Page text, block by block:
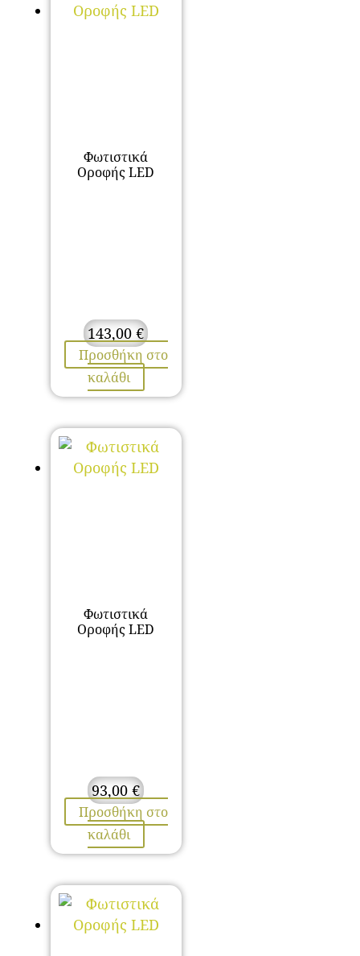
Φωτιστικά
Οροφής LED
143,00€
Προσθήκη στο
καλάθι
Φωτιστικά
Οροφής LED
93,00€
Προσθήκη στο
καλάθι